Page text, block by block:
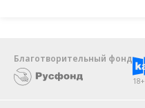
Благотворительный фонд